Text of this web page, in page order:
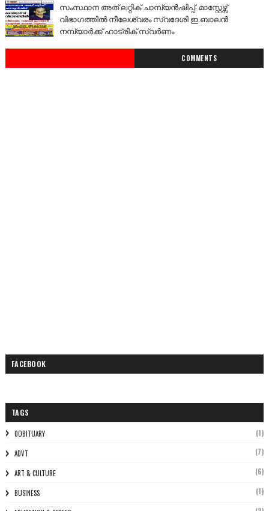
സംസ്ഥാന അത് ലറ്റിക് ചാമ്പ്യൻഷിപ്പ്: മാസ്റ്റേഴ്സ്
വിഭാഗത്തിൽ നീലേശ്വരം സ്വദേശി ഇ.ബാലൻ
നമ്പ്യാർക്ക് ഹാട്രിക് സ്വർണം
COMMENTS
FACEBOOK
TAGS
0OBITUARY (1)
ADVT (7)
ART & CULTURE (6)
BUSINESS (1)